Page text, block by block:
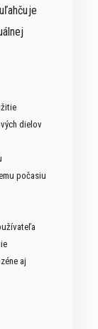
dielov
počasiu
aj